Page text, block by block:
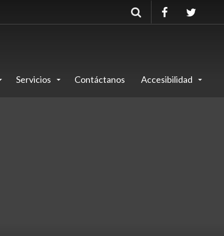
Servicios Contáctanos Accesibilidad